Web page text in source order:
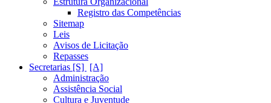
Registro das Competências
Sitemap
Leis
Avisos de Licitação
Repasses
Secretarias [S]
Administração
Assistência Social
Cultura e Juventude